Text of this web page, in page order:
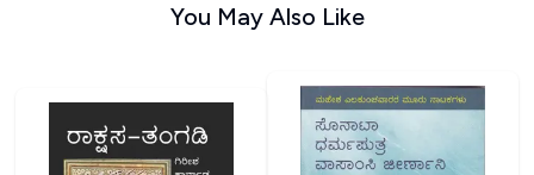
You May Also Like